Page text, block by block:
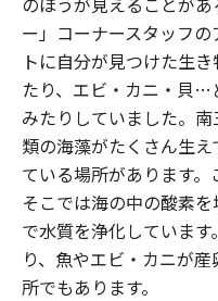
ー」コーナースタッフ
トに自分が見つけた生
たり、エビ・カニ・貝…
みたりしていました。
類の海藻がたくさん生
ている場所があります。
そこでは海の中の酸素
で水質を浄化していま
り、魚やエビ・カニが
所でもあります。